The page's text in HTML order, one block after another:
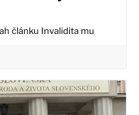
článku Invalidita mu